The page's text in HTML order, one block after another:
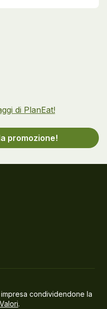
di PlanEat!
promozione!
impresa condividendone la
.